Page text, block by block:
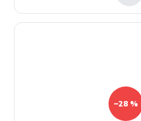
–28 %